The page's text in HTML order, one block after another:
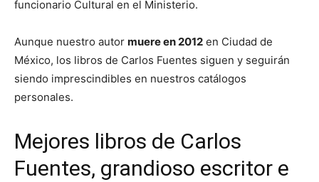
funcionario Cultural en el Ministerio.
Aunque nuestro autor muere en 2012 en Ciudad de
México, los libros de Carlos Fuentes siguen y seguirán
siendo imprescindibles en nuestros catálogos
personales.
Mejores libros de Carlos
Fuentes, grandioso escritor e